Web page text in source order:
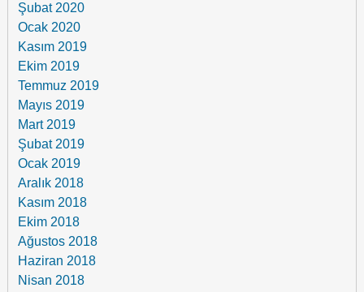
Şubat 2020
Ocak 2020
Kasım 2019
Ekim 2019
Temmuz 2019
Mayıs 2019
Mart 2019
Şubat 2019
Ocak 2019
Aralık 2018
Kasım 2018
Ekim 2018
Ağustos 2018
Haziran 2018
Nisan 2018